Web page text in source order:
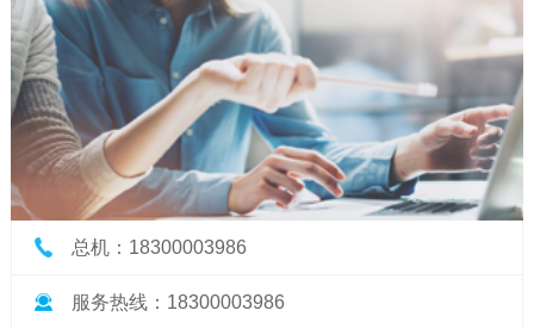
总机：18300003986
服务热线：18300003986